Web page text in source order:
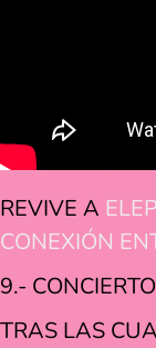
REVIVE A
CONEXIÓN
9.-
TRAS LAS